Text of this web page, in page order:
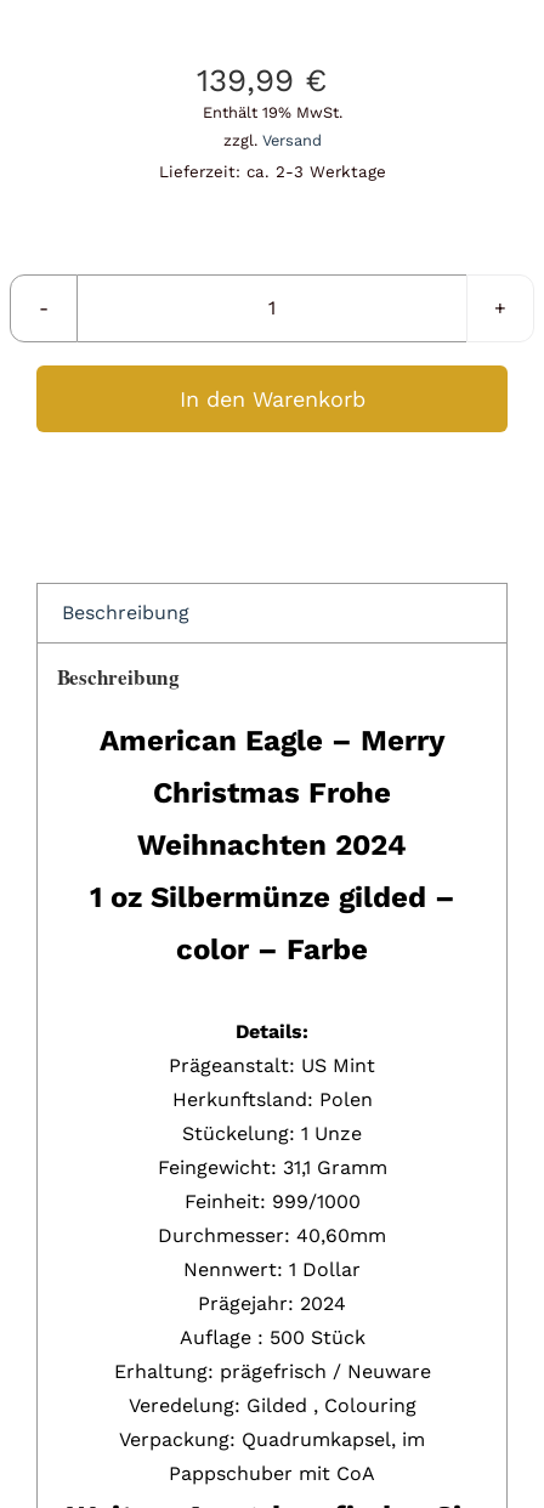
139,99 €
Enthält 19% MwSt.
zzgl. Versand
Lieferzeit: ca. 2-3 Werktage
oz
Menge
In den Warenkorb
Beschreibung
Beschreibung
American Eagle – Merry
Christmas Frohe
Weihnachten 2024
1 oz Silbermünze gilded –
color – Farbe
Details:
Prägeanstalt: US Mint
Herkunftsland: Polen
Stückelung: 1 Unze
Feingewicht: 31,1 Gramm
Feinheit: 999/1000
Durchmesser: 40,60mm
Nennwert: 1 Dollar
Prägejahr: 2024
Auflage : 500 Stück
Erhaltung: prägefrisch / Neuware
Veredelung: Gilded , Colouring
Verpackung: Quadrumkapsel, im
Pappschuber mit CoA